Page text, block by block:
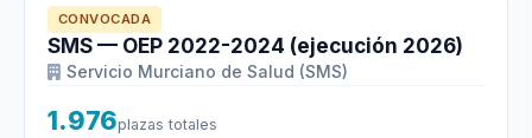
CONVOCADA
SMS — OEP 2022-2024 (ejecución 2026)
Servicio Murciano de Salud (SMS)
1.976plazas totales